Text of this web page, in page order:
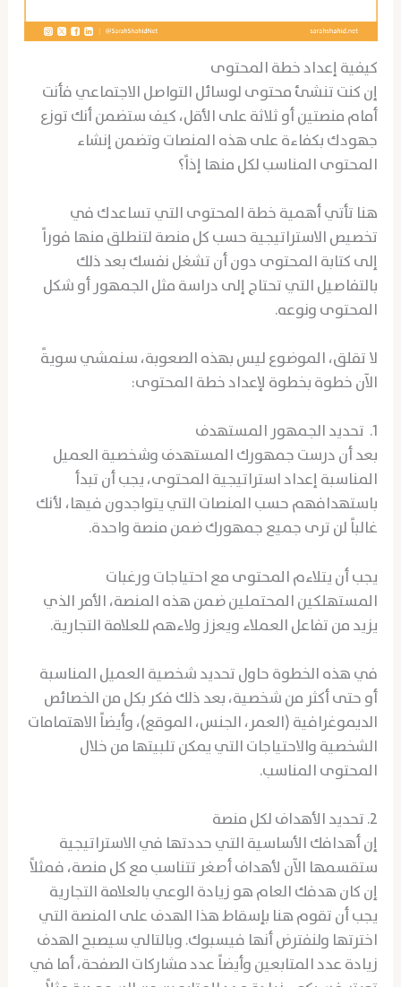
كيفية إعداد خطة المحتوى
إن كنت تنشئ محتوى لوسائل التواصل الاجتماعي فأنت
أمام منصتين أو ثلاثة على الأقل، كيف ستضمن أنك توزع
جهودك بكفاءة على هذه المنصات وتضمن إنشاء
المحتوى المناسب لكل منها إذاً؟
هنا تأتي أهمية خطة المحتوى التي تساعدك في
تخصيص الاستراتيجية حسب كل منصة لتنطلق منها فوراً
إلى كتابة المحتوى دون أن تشغل نفسك بعد ذلك
بالتفاصيل التي تحتاج إلى دراسة مثل الجمهور أو شكل
المحتوى ونوعه.
لا تقلق، الموضوع ليس بهذه الصعوبة، سنمشي سويةً
الآن خطوة بخطوة لإعداد خطة المحتوى:
1. تحديد الجمهور المستهدف
بعد أن درست جمهورك المستهدف وشخصية العميل
المناسبة إعداد استراتيجية المحتوى، يجب أن تبدأ
باستهدافهم حسب المنصات التي يتواجدون فيها، لأنك
غالباً لن ترى جميع جمهورك ضمن منصة واحدة.
يجب أن يتلاءم المحتوى مع احتياجات ورغبات
المستهلكين المحتملين ضمن هذه المنصة، الأمر الذي
يزيد من تفاعل العملاء ويعزز ولاءهم للعلامة التجارية.
في هذه الخطوة حاول تحديد شخصية العميل المناسبة
أو حتى أكثر من شخصية، بعد ذلك فكر بكل من الخصائص
الديموغرافية (العمر، الجنس، الموقع)، وأيضاً الاهتمامات
الشخصية والاحتياجات التي يمكن تلبيتها من خلال
المحتوى المناسب.
2. تحديد الأهداف لكل منصة
إن أهدافك الأساسية التي حددتها في الاستراتيجية
ستقسمها الآن لأهداف أصغر تتناسب مع كل منصة، فمثلاً
إن كان هدفك العام هو زيادة الوعي بالعلامة التجارية
يجب أن تقوم هنا بإسقاط هذا الهدف على المنصة التي
اخترتها ولنفترض أنها فيسبوك. وبالتالي سيصبح الهدف
زيادة عدد المتابعين وأيضاً عدد مشاركات الصفحة، أما في